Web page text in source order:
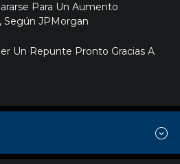
Para Un Aumento
JPMorgan
Un Repunte Pronto Gracias A